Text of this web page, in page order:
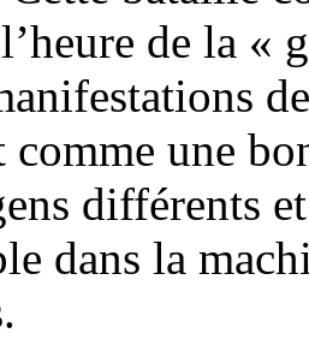
de la «
une
différents
dans la